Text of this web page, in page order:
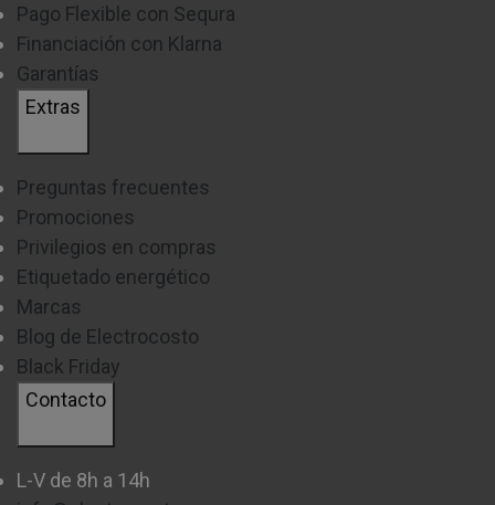
Pago Flexible con Sequra
Financiación con Klarna
Garantías
Extras
Preguntas frecuentes
Promociones
Privilegios en compras
Etiquetado energético
Marcas
Blog de Electrocosto
Black Friday
Contacto
L-V de 8h a 14h